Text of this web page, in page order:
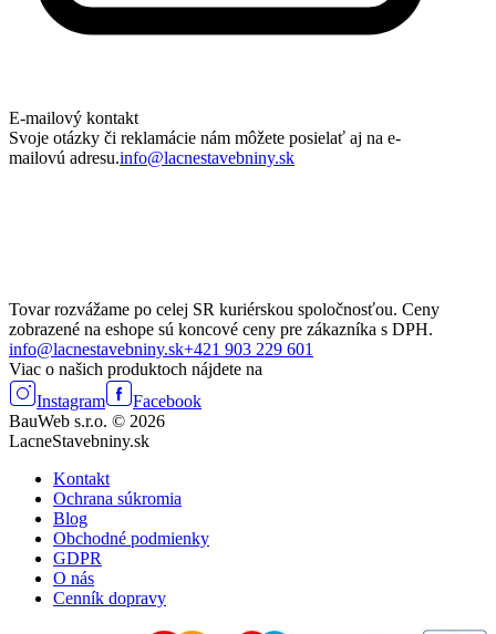
E-mailový kontakt
Svoje otázky či reklamácie nám môžete posielať aj na e-
mailovú adresu.info@lacnestavebniny.sk
Tovar rozvážame po celej SR kuriérskou spoločnosťou. Ceny
zobrazené na eshope sú koncové ceny pre zákazníka s DPH.
info@lacnestavebniny.sk+421 903 229 601
Viac o našich produktoch nájdete na
Instagram
Facebook
BauWeb s.r.o. © 2026
LacneStavebniny.sk
Kontakt
Ochrana súkromia
Blog
Obchodné podmienky
GDPR
O nás
Cenník dopravy